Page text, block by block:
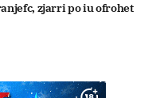
zjarri po iu ofrohet